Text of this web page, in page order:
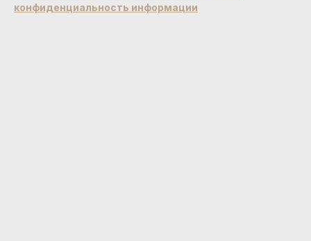
конфиденциальность информации